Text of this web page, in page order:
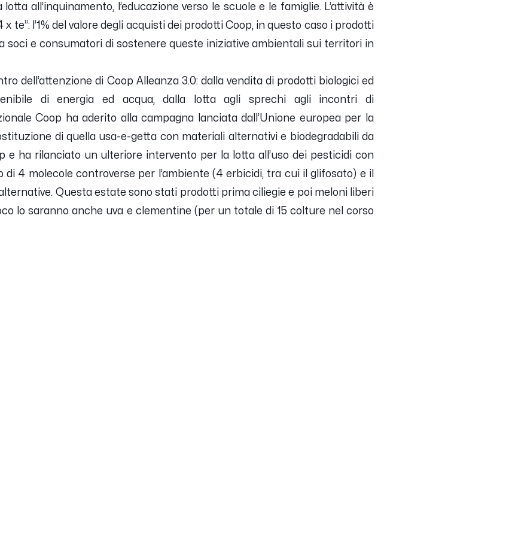
all’inquinamento, l’educazione verso le scuole e le famiglie. L’attività è
te”: l’1% del valore degli acquisti dei prodotti Coop, in questo caso i prodotti
soci e consumatori di sostenere queste iniziative ambientali sui territori in
dell’attenzione di Coop Alleanza 3.0: dalla vendita di prodotti biologici ed
di energia ed acqua, dalla lotta agli sprechi agli incontri di
Coop ha aderito alla campagna lanciata dall’Unione europea per la
di quella usa-e-getta con materiali alternativi e biodegradabili da
e ha rilanciato un ulteriore intervento per la lotta all’uso dei pesticidi con
di 4 molecole controverse per l’ambiente (4 erbicidi, tra cui il glifosato) e il
Questa estate sono stati prodotti prima ciliegie e poi meloni liberi
lo saranno anche uva e clementine (per un totale di 15 colture nel corso